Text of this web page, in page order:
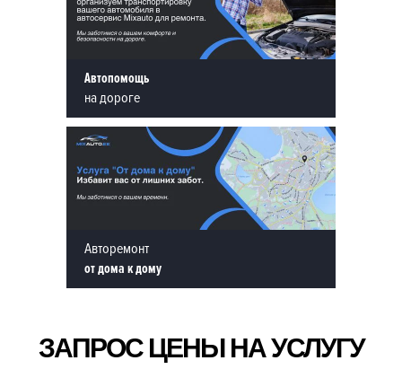
Автопомощь
на дороге
Авторемонт
от дома к дому
ЗАПРОС ЦЕНЫ НА УСЛУГУ